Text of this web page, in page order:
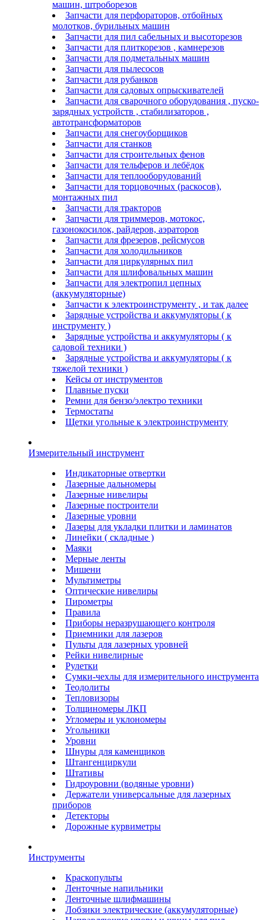
машин, штроборезов
Запчасти для перфораторов, отбойных
молотков, бурильных машин
Запчасти для пил сабельных и высоторезов
Запчасти для плиткорезов , камнерезов
Запчасти для подметальных машин
Запчасти для пылесосов
Запчасти для рубанков
Запчасти для садовых опрыскивателей
Запчасти для сварочного оборудования , пуско-
зарядных устройств , стабилизаторов ,
автотрансформаторов
Запчасти для снегоуборщиков
Запчасти для станков
Запчасти для строительных фенов
Запчасти для тельферов и лебёдок
Запчасти для теплооборудований
Запчасти для торцовочных (раскосов),
монтажных пил
Запчасти для тракторов
Запчасти для триммеров, мотокос,
газонокосилок, райдеров, аэраторов
Запчасти для фрезеров, рейсмусов
Запчасти для холодильников
Запчасти для циркулярных пил
Запчасти для шлифовальных машин
Запчасти для электропил цепных
(аккумуляторные)
Запчасти к электроинструменту , и так далее
Зарядные устройства и аккумуляторы ( к
инструменту )
Зарядные устройства и аккумуляторы ( к
садовой техники )
Зарядные устройства и аккумуляторы ( к
тяжелой техники )
Кейсы от инструментов
Плавные пуски
Ремни для бензо/электро техники
Термостаты
Щетки угольные к электроинструменту
Измерительный инструмент
Индикаторные отвертки
Лазерные дальномеры
Лазерные нивелиры
Лазерные построители
Лазерные уровни
Лазеры для укладки плитки и ламинатов
Линейки ( складные )
Маяки
Мерные ленты
Мишени
Мультиметры
Оптические нивелиры
Пирометры
Правила
Приборы неразрушающего контроля
Приемники для лазеров
Пульты для лазерных уровней
Рейки нивелирные
Рулетки
Сумки-чехлы для измерительного инструмента
Теодолиты
Тепловизоры
Толщиномеры ЛКП
Угломеры и уклономеры
Угольники
Уровни
Шнуры для каменщиков
Штангенциркули
Штативы
Гидроуровни (водяные уровни)
Держатели универсальные для лазерных
приборов
Детекторы
Дорожные курвиметры
Инструменты
Краскопульты
Ленточные напильники
Ленточные шлифмашины
Лобзики электрические (аккумуляторные)